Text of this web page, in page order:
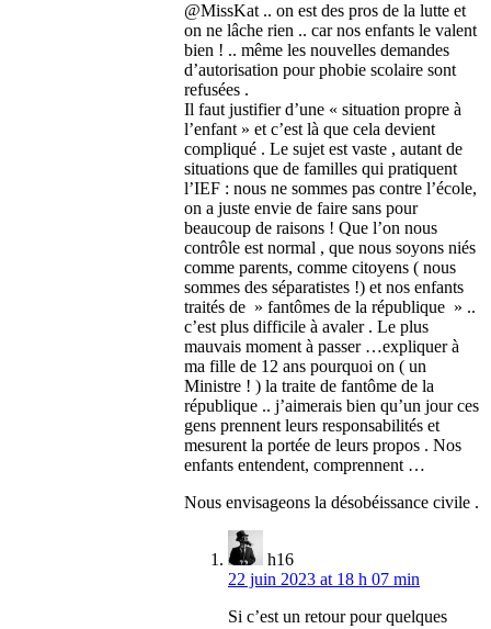
@MissKat .. on est des pros de la lutte et
on ne lâche rien .. car nos enfants le valent
bien ! .. même les nouvelles demandes
d’autorisation pour phobie scolaire sont
refusées .
Il faut justifier d’une « situation propre à
l’enfant » et c’est là que cela devient
compliqué . Le sujet est vaste , autant de
situations que de familles qui pratiquent
l’IEF : nous ne sommes pas contre l’école,
on a juste envie de faire sans pour
beaucoup de raisons ! Que l’on nous
contrôle est normal , que nous soyons niés
comme parents, comme citoyens ( nous
sommes des séparatistes !) et nos enfants
traités de » fantômes de la république » ..
c’est plus difficile à avaler . Le plus
mauvais moment à passer …expliquer à
ma fille de 12 ans pourquoi on ( un
Ministre ! ) la traite de fantôme de la
république .. j’aimerais bien qu’un jour ces
gens prennent leurs responsabilités et
mesurent la portée de leurs propos . Nos
enfants entendent, comprennent …
Nous envisageons la désobéissance civile .
h16
22 juin 2023 at 18 h 07 min
Si c’est un retour pour quelques